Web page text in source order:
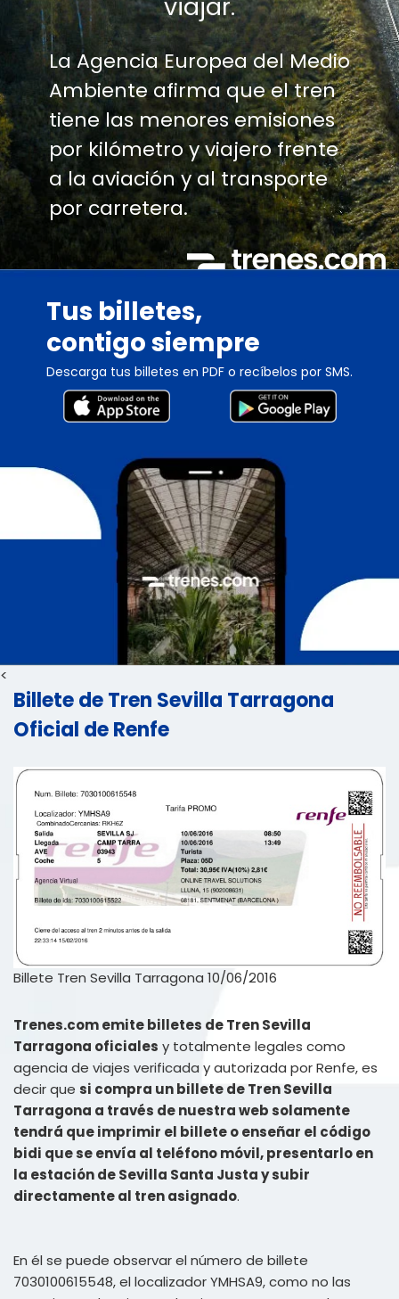
La Agencia Europea del Medio
Ambiente afirma que el tren
tiene las menores emisiones
por kilómetro y viajero frente
a la aviación y al transporte
por carretera.
Tus billetes,
contigo siempre
Descarga tus billetes en PDF o recíbelos por SMS.
<
Billete de Tren Sevilla Tarragona
Oficial de Renfe
Billete Tren Sevilla Tarragona 10/06/2016
Trenes.com emite billetes de Tren Sevilla
Tarragona oficiales y totalmente legales como
agencia de viajes verificada y autorizada por Renfe, es
decir que si compra un billete de Tren Sevilla
Tarragona a través de nuestra web solamente
tendrá que imprimir el billete o enseñar el código
bidi que se envía al teléfono móvil, presentarlo en
la estación de Sevilla Santa Justa y subir
directamente al tren asignado.
En él se puede observar el número de billete
7030100615548, el localizador YMHSA9, como no las